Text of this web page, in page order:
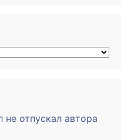
отпускал автора